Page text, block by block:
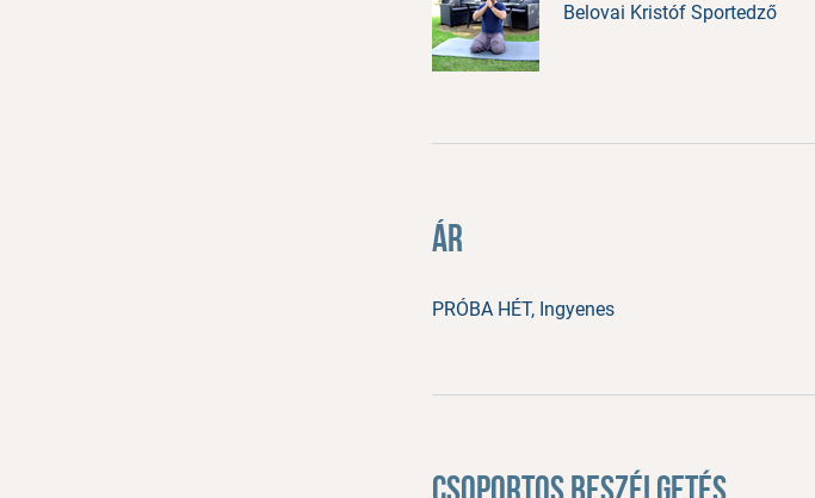
Belovai Kristóf Sportedző
Ár
PRÓBA HÉT, Ingyenes